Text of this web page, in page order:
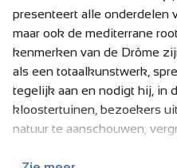
presenteert alle onderdelen
maar ook de mediterrane
kenmerken van de Drôme
als een totaalkunstwerk,
tegelijk aan en nodigt hij, in
kloostertuinen, bezoekers
natuur te aanschouwen,